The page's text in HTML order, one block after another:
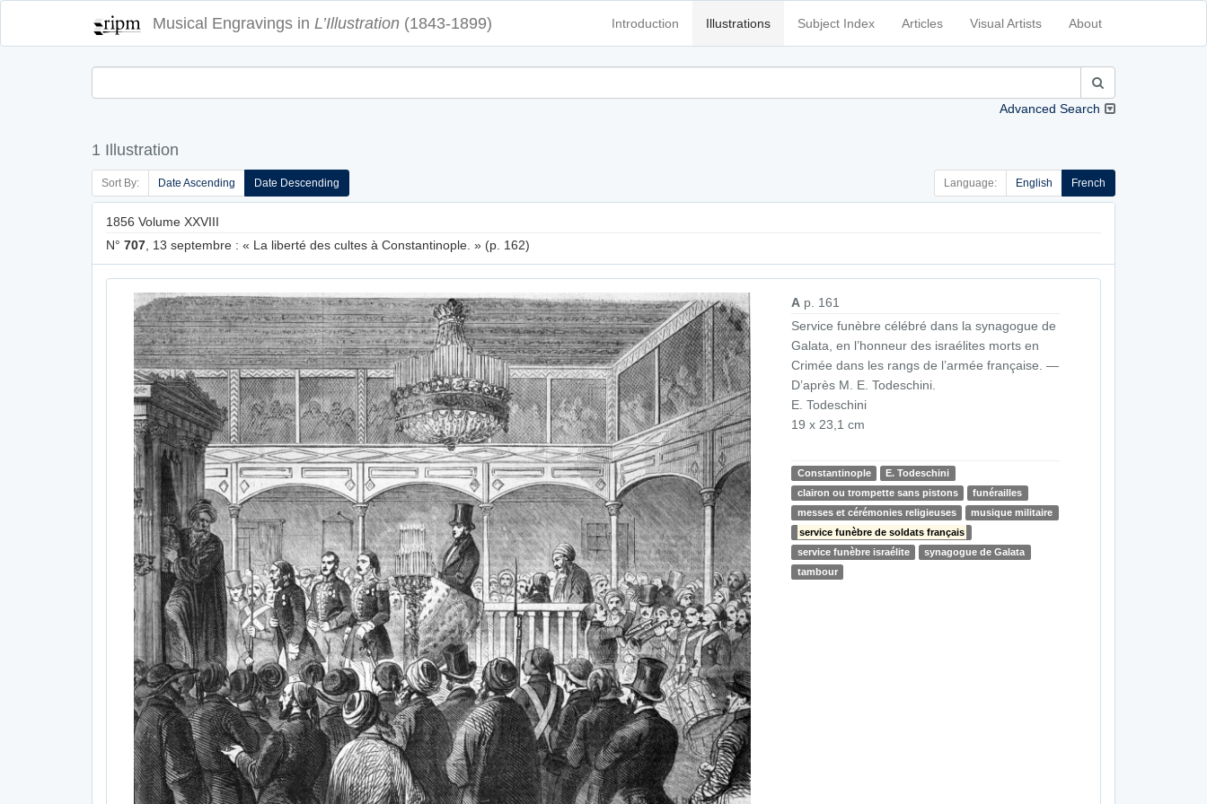
Musical Engravings in L’Illustration (1843-1899) Introduction Illustrations Subject Index Articles Visual Artists About
Advanced Search
1 Illustration
Sort By: Date Ascending Date Descending Language: English French
1856 Volume XXVIII
N° 707 , 13 septembre : « La liberté des cultes à Constantinople. » (p. 162)
A p. 161
Service funèbre célébré dans la synagogue de
Galata, en l’honneur des israélites morts en
Crimée dans les rangs de l’armée française. —
D’après M. E. Todeschini.
E. Todeschini
19 x 23,1 cm
Constantinople
E. Todeschini
clairon ou trompette sans pistons
funérailles
messes et cérémonies religieuses
musique militaire
service funèbre de soldats français
service funèbre israélite
synagogue de Galata
tambour